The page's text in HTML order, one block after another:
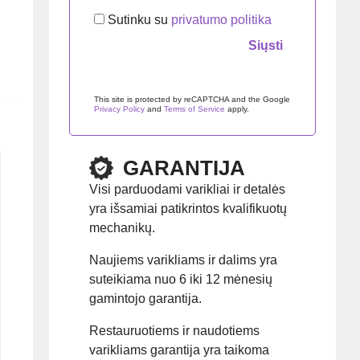
Sutinku su privatumo politika
This site is protected by reCAPTCHA and the Google
Privacy Policyand Terms of Service apply.
GARANTIJA
Visi parduodami varikliai ir detalės
yra išsamiai patikrintos kvalifikuotų
mechanikų.
Naujiems varikliams ir dalims yra
suteikiama nuo 6 iki 12 mėnesių
gamintojo garantija.
Restauruotiems ir naudotiems
varikliams garantija yra taikoma